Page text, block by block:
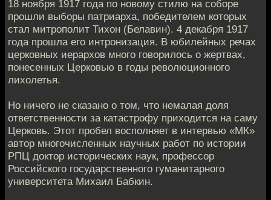
18 ноября 1917 года по новому стилю на соборе
прошли выборы патриарха, победителем которых
стал митрополит Тихон (Белавин). 4 декабря 1917
года прошла его интронизация. В юбилейных речах
церковных иерархов много говорилось о жертвах,
понесенных Церковью в годы революционного
лихолетья.
Но ничего не сказано о том, что немалая доля
ответственности за катастрофу приходится на саму
Церковь. Этот пробел восполняет в интервью «МК»
автор многочисленных научных работ по истории
РПЦ доктор исторических наук, профессор
Российского государственного гуманитарного
университета Михаил Бабкин.